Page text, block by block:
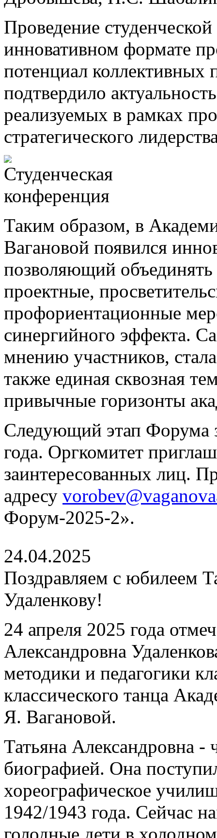
Проведение
инновативном формате
потенциал коллективных
подтвердило
реализуемых в рамках
стратегического
Таким образом, в
Вагановой появился
позволяющий объединять
проектные,
профориентационные
синергийного эффекта.
мнению участников,
также единая сквозная
привычные горизонты
Следующий этап Форума
года. Оргкомитет
заинтересованных лиц.
адресу
Форум-2025-2».
24.04.2025
Поздравляем с юбилеем
Удаленкову!
24 апреля 2025 года
Александровна
методики и педагогики
классического танца
Я. Вагановой.
Татьяна Александровна -
биографией. Она
хореографическое
1942/1943 года. Сейчас